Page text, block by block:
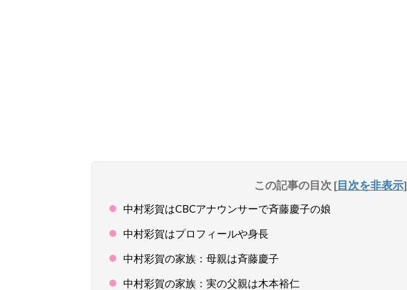
この記事の目次 [目次を非表示]
中村彩賀はCBCアナウンサーで斉藤慶子の娘
中村彩賀はプロフィールや身長
中村彩賀の家族：母親は斉藤慶子
中村彩賀の家族：実の父親は木本裕仁